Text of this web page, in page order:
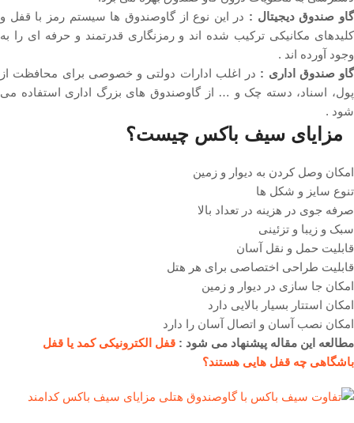
گاو صندوق دیجیتال : در این نوع از گاوصندوق ها سیستم رمز با قفل و
کلیدهای مکانیکی ترکیب شده اند و رمزنگاری قدرتمند و حرفه ای را به
وجود آورده اند .
گاو صندوق اداری : در اغلب ادارات دولتی و خصوصی برای محافظت از
پول، اسناد، دسته چک و … از گاوصندوق های بزرگ اداری استفاده می
شود .
مزایای سیف باکس چیست؟
امکان وصل کردن به دیوار و زمین
تنوع سایز و شکل ها
صرفه جوی در هزینه در تعداد بالا
سبک و زیبا و تزئینی
قابلیت حمل و نقل آسان
قابلیت طراحی اختصاصی برای هر هتل
امکان جا سازی در دیوار و زمین
امکان استتار بسیار بالایی دارد
امکان نصب آسان و اتصال آسان را دارد
مطالعه این مقاله پیشنهاد می شود : قفل الکترونیکی کمد یا قفل
باشگاهی چه قفل هایی هستند؟